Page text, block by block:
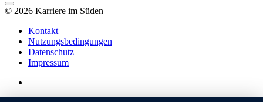
© 2026 Karriere im Süden
Kontakt
Nutzungsbedingungen
Datenschutz
Impressum